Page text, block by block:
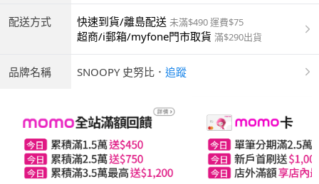
配送方式 快速到貨/離島配送 未滿$490 運費$75
超商/i郵箱/myfone門市取貨 滿$290出貨
品牌名稱 SNOOPY 史努比 ． 追蹤